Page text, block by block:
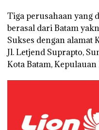
Tiga perusahaan yang
berasal dari Batam
Sukses dengan alamat
Jl. Letjend Suprapto,
Kota Batam, Kepulauan